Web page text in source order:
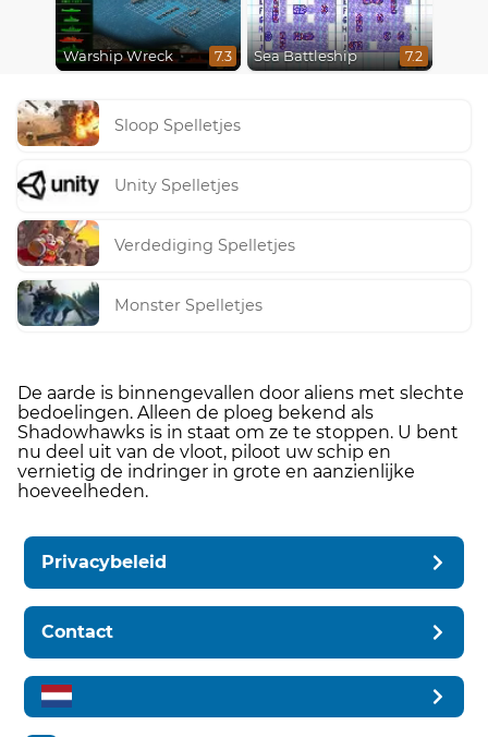
Warship Wreck 7.3 Sea Battleship 7.2
Sloop Spelletjes
Unity Spelletjes
Verdediging Spelletjes
Monster Spelletjes
De aarde is binnengevallen door aliens met slechte
bedoelingen. Alleen de ploeg bekend als
Shadowhawks is in staat om ze te stoppen. U bent
nu deel uit van de vloot, piloot uw schip en
vernietig de indringer in grote en aanzienlijke
hoeveelheden.
Privacybeleid
Contact